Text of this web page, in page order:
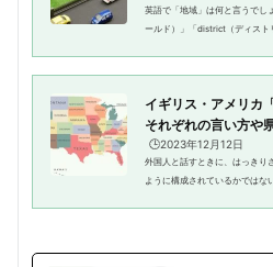
英語で「地域」は何と言うで
ールド）」「district（ディスト
イギリス・アメリカ
それぞれの言い方や
🕒️2023年12月12日
外国人と話すときに、はっきり
ように構成されているかではな